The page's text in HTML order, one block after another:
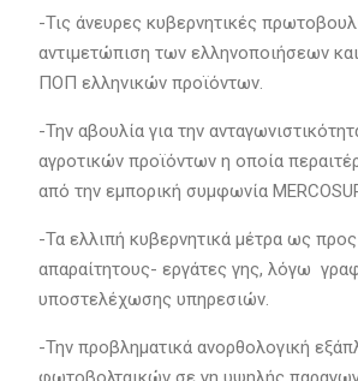
-Τις άνευρες κυβερνητικές
αντιμετώπιση των ελληνοποιήσεων
ΠΟΠ ελληνικών προϊόντων.
-Την αβουλία για την
αγροτικών προϊόντων η οποία
από την εμπορική συμφωνία
-Τα ελλιπή κυβερνητικά μέτρα ως
απαραίτητους- εργάτες γης, λόγω
υποστελέχωσης υπηρεσιών.
-Την προβληματικά ανορθολογική